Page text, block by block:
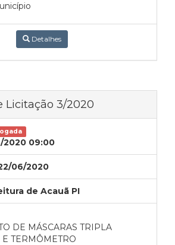
Detalhes
Licitação 3/2020
2020 09:00
06/2020
de Acauã PI
DE MÁSCARAS TRIPLA
E TERMÔMETRO